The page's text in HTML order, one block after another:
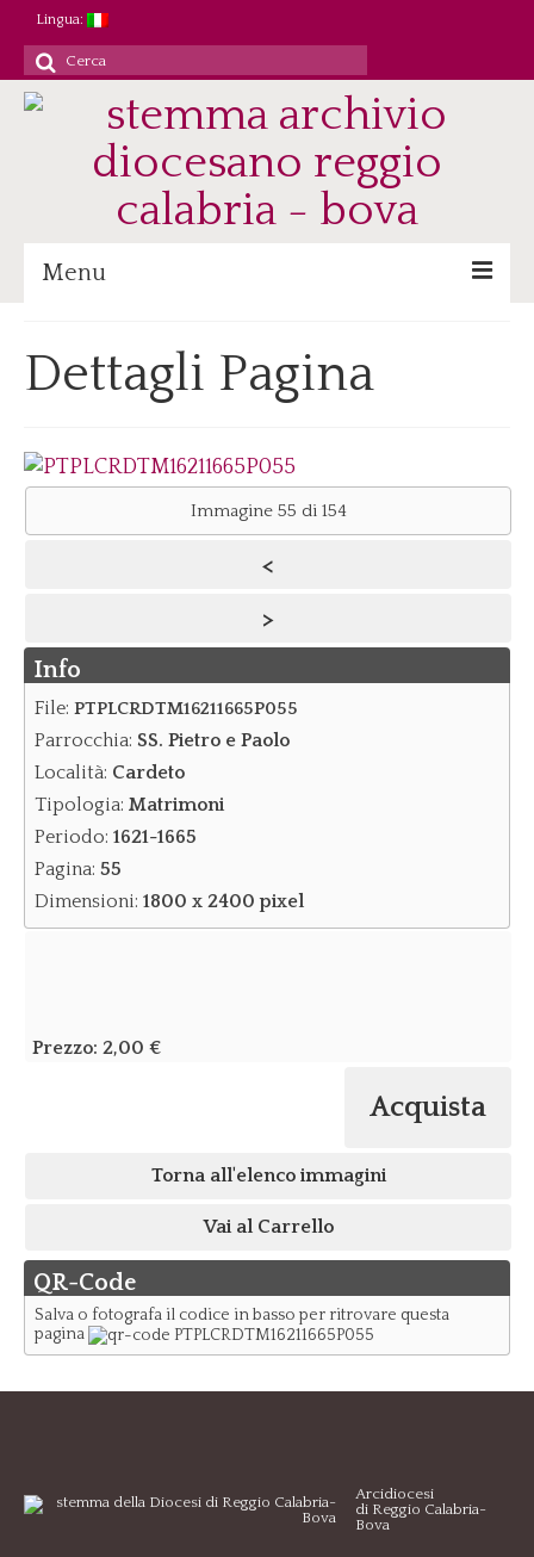
Lingua:
Cerca
per:
Menu
Patrimonio/Staff
Consultazione
Immagini digitali
Contatti
Dove siamo/Messaggi
Dettagli Pagina
Immagine 55 di 154
<
>
Info
File: PTPLCRDTM16211665P055
Parrocchia: SS. Pietro e Paolo
Località: Cardeto
Tipologia: Matrimoni
Periodo: 1621-1665
Pagina: 55
Dimensioni: 1800 x 2400 pixel
Prezzo: 2,00 €
Acquista
Torna all'elenco immagini
Vai al Carrello
QR-Code
Salva o fotografa il codice in basso per ritrovare questa
pagina
Arcidiocesi
di Reggio Calabria-
Bova